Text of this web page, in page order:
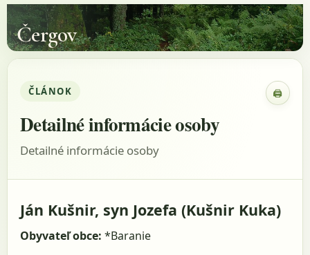
Čergov
ČLÁNOK 🖨
Detailné informácie osoby
Detailné informácie osoby
Ján Kušnir, syn Jozefa (Kušnir Kuka)
Obyvateľ obce: *Baranie